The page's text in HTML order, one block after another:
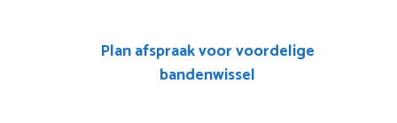
Plan afspraak voor voordelige
bandenwissel